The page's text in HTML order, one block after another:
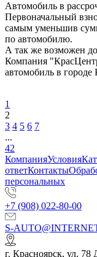
Автомобиль в
Первоначальный
самым уменьшив
по автомобилю.
А так же возможен
Компания
автомобиль в
1
2
3 4 5 6 7
...
42
КомпанияУсловия
ответКонтакты
персональных
+7 (908) 022-80-00
S-
г. Красноярск, ул. 78